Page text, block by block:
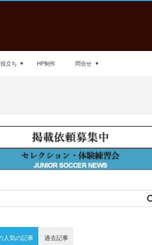
立ち HP制作 問合せ
人気の記事 過去記事